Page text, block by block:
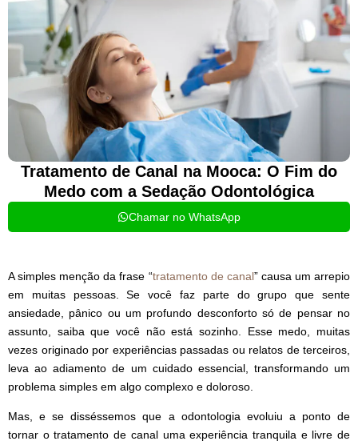
Tratamento de Canal na Mooca: O Fim do
Medo com a Sedação Odontológica
Chamar no WhatsApp
A simples menção da frase “tratamento de canal” causa um arrepio
em muitas pessoas. Se você faz parte do grupo que sente
ansiedade, pânico ou um profundo desconforto só de pensar no
assunto, saiba que você não está sozinho. Esse medo, muitas
vezes originado por experiências passadas ou relatos de terceiros,
leva ao adiamento de um cuidado essencial, transformando um
problema simples em algo complexo e doloroso.
Mas, e se disséssemos que a odontologia evoluiu a ponto de
tornar o tratamento de canal uma experiência tranquila e livre de